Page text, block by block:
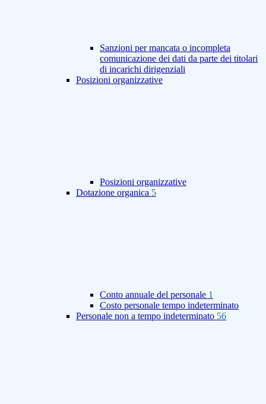
Sanzioni per mancata o incompleta
comunicazione dei dati da parte dei titolari
di incarichi dirigenziali
Posizioni organizzative
Posizioni organizzative
Dotazione organica 5
Conto annuale del personale 1
Costo personale tempo indeterminato
Personale non a tempo indeterminato 56